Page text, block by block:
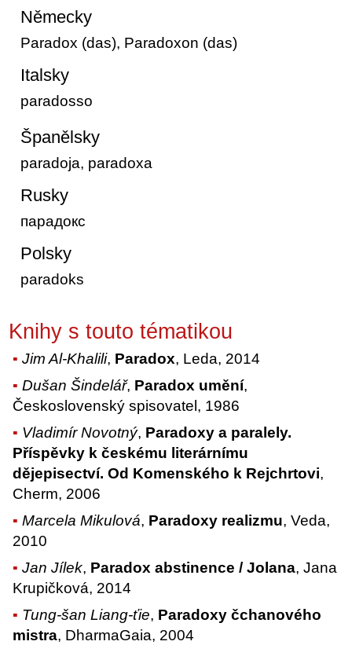
Německy
Paradox (das), Paradoxon (das)
Italsky
paradosso
Španělsky
paradoja, paradoxa
Rusky
парадокс
Polsky
paradoks
Knihy s touto tématikou
Jim Al-Khalili, Paradox, Leda, 2014
Dušan Šindelář, Paradox umění,
Československý spisovatel, 1986
Vladimír Novotný, Paradoxy a paralely.
Příspěvky k českému literárnímu
dějepisectví. Od Komenského k Rejchrtovi,
Cherm, 2006
Marcela Mikulová, Paradoxy realizmu, Veda,
2010
Jan Jílek, Paradox abstinence / Jolana, Jana
Krupičková, 2014
Tung-šan Liang-ťie, Paradoxy čchanového
mistra, DharmaGaia, 2004